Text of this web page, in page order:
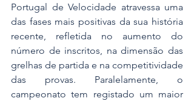
Portugal de Velocidade atravessa uma
das fases mais positivas da sua história
recente, refletida no aumento do
número de inscritos, na dimensão das
grelhas de partida e na competitividade
das provas. Paralelamente, o
campeonato tem registado um maior